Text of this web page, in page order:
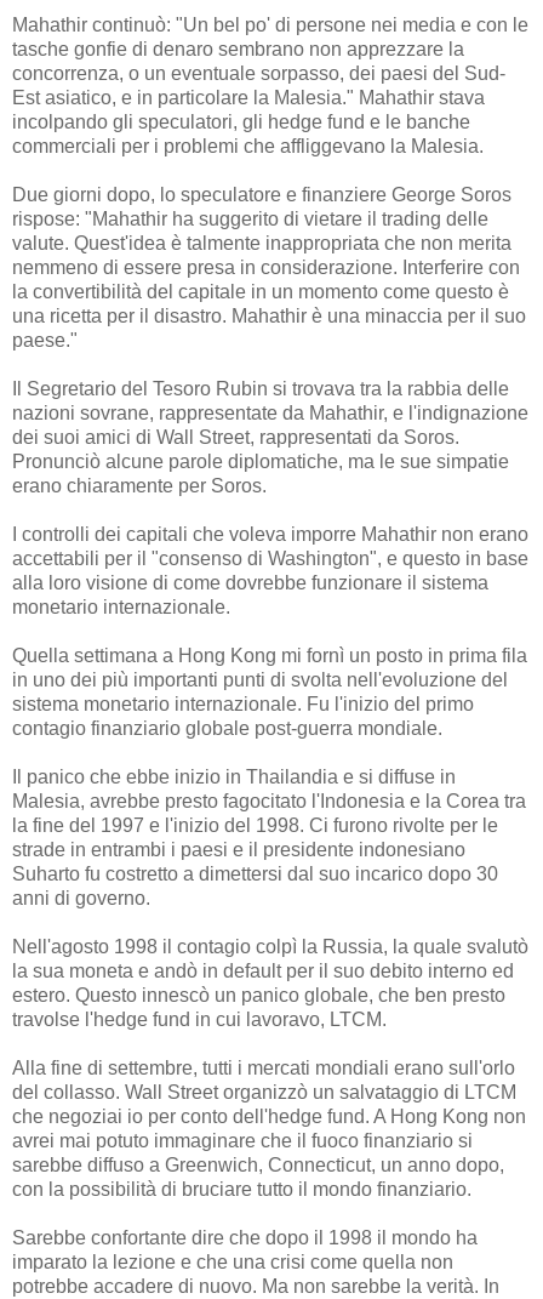
Mahathir continuò: "Un bel po' di persone nei media e con le
tasche gonfie di denaro sembrano non apprezzare la
concorrenza, o un eventuale sorpasso, dei paesi del Sud-
Est asiatico, e in particolare la Malesia." Mahathir stava
incolpando gli speculatori, gli hedge fund e le banche
commerciali per i problemi che affliggevano la Malesia.
Due giorni dopo, lo speculatore e finanziere George Soros
rispose: "Mahathir ha suggerito di vietare il trading delle
valute. Quest'idea è talmente inappropriata che non merita
nemmeno di essere presa in considerazione. Interferire con
la convertibilità del capitale in un momento come questo è
una ricetta per il disastro. Mahathir è una minaccia per il suo
paese."
Il Segretario del Tesoro Rubin si trovava tra la rabbia delle
nazioni sovrane, rappresentate da Mahathir, e l'indignazione
dei suoi amici di Wall Street, rappresentati da Soros.
Pronunciò alcune parole diplomatiche, ma le sue simpatie
erano chiaramente per Soros.
I controlli dei capitali che voleva imporre Mahathir non erano
accettabili per il "consenso di Washington", e questo in base
alla loro visione di come dovrebbe funzionare il sistema
monetario internazionale.
Quella settimana a Hong Kong mi fornì un posto in prima fila
in uno dei più importanti punti di svolta nell'evoluzione del
sistema monetario internazionale. Fu l'inizio del primo
contagio finanziario globale post-guerra mondiale.
Il panico che ebbe inizio in Thailandia e si diffuse in
Malesia, avrebbe presto fagocitato l'Indonesia e la Corea tra
la fine del 1997 e l'inizio del 1998. Ci furono rivolte per le
strade in entrambi i paesi e il presidente indonesiano
Suharto fu costretto a dimettersi dal suo incarico dopo 30
anni di governo.
Nell'agosto 1998 il contagio colpì la Russia, la quale svalutò
la sua moneta e andò in default per il suo debito interno ed
estero. Questo innescò un panico globale, che ben presto
travolse l'hedge fund in cui lavoravo, LTCM.
Alla fine di settembre, tutti i mercati mondiali erano sull'orlo
del collasso. Wall Street organizzò un salvataggio di LTCM
che negoziai io per conto dell'hedge fund. A Hong Kong non
avrei mai potuto immaginare che il fuoco finanziario si
sarebbe diffuso a Greenwich, Connecticut, un anno dopo,
con la possibilità di bruciare tutto il mondo finanziario.
Sarebbe confortante dire che dopo il 1998 il mondo ha
imparato la lezione e che una crisi come quella non
potrebbe accadere di nuovo. Ma non sarebbe la verità. In